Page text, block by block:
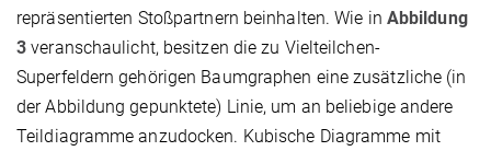
repräsentierten Stoßpartnern beinhalten. Wie in Abbildung
3 veranschaulicht, besitzen die zu Vielteilchen-
Superfeldern gehörigen Baumgraphen eine zusätzliche (in
der Abbildung gepunktete) Linie, um an beliebige andere
Teildiagramme anzudocken. Kubische Diagramme mit